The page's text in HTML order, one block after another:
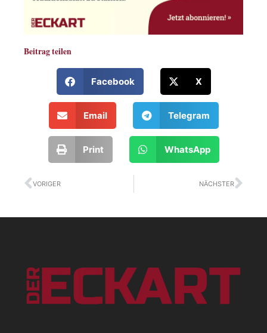
Beitrag teilen
Facebook X
Email Telegram
Print WhatsApp
Zurück
VORIGER NÄCHSTER